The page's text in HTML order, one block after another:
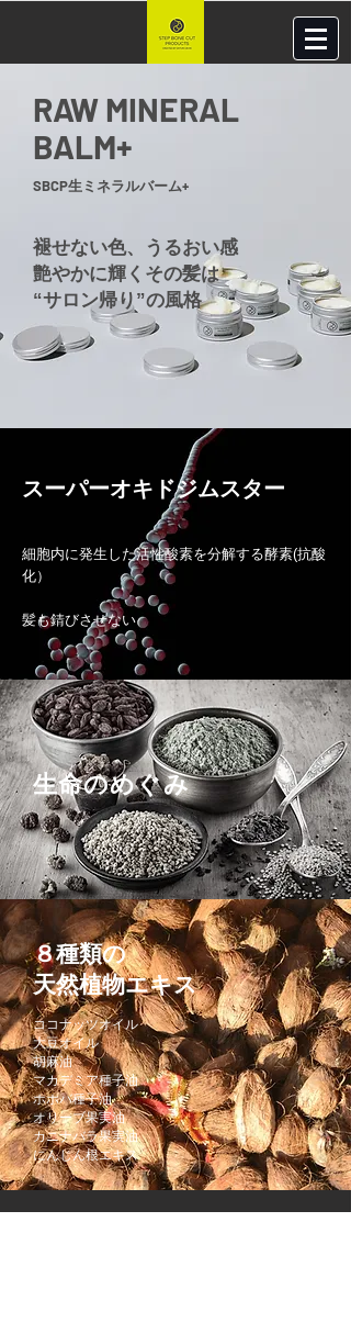
RAW MINERAL
BALM+
SBCP生ミネラルバーム+
褪せない色、うるおい感
艶やかに輝くその髪は
“サロン帰り”の風格
スーパーオキドジムスター​
細胞内に発生した活性酸素を分解する酵素(抗酸
化）
​髪も錆びさせない
生命のめぐみ
８種類の
天然植物エキス
ココナッツオイル
大豆オイル
胡麻油
マカデミア種子油
ホホバ種子油
オリーブ果実油
カニナバラ果実油
にんじん根エキス